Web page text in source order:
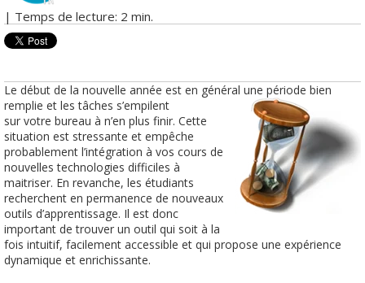
| Temps de lecture: 2 min.
Le début de la nouvelle année est en général une période bien
remplie et les tâches s’empilent
sur votre bureau à n’en plus finir. Cette
situation est stressante et empêche
probablement l’intégration à vos cours de
nouvelles technologies difficiles à
maitriser. En revanche, les étudiants
recherchent en permanence de nouveaux
outils d’apprentissage. Il est donc
important de trouver un outil qui soit à la
fois intuitif, facilement accessible et qui propose une expérience
dynamique et enrichissante.